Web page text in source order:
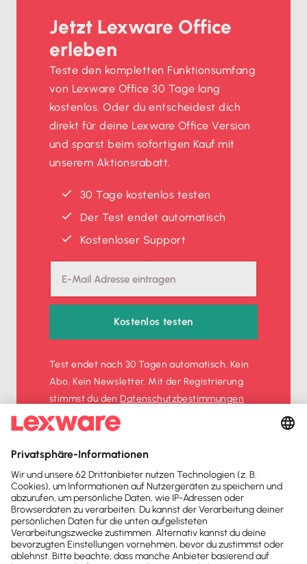
Jetzt Lexware Office
erleben
Teste den kompletten Funktionsumfang
von Lexware Office 30 Tage lang
kostenlos. Oder du entscheidest dich
direkt für deine Lexware Office Version
und sparst beim sofortigen Kauf mit
unserem Aktionsrabatt.
30 Tage kostenlos testen
Der Test endet automatisch
Kostenloser Support
Kostenlos testen
Test endet nach 30 Tagen automatisch. Kein
Abo. Kein Newsletter. Mit der Registrierung
stimmst du denDatenschutz­bestimmungen
und denAGBzu.
Sofort50%
Newsletter